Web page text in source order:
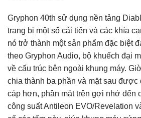
Gryphon 40th sử dụng nền tảng
trang bị một số cải tiến và các khía
nó trở thành một sản phẩm đặc biệt
theo Gryphon Audio, bộ khuếch đại
về cấu trúc bên ngoài khung máy.
chia thành ba phần và mặt sau
cáp hơn, phần mặt trên gợi nhớ đến
công suất Antileon EVO/Revelation